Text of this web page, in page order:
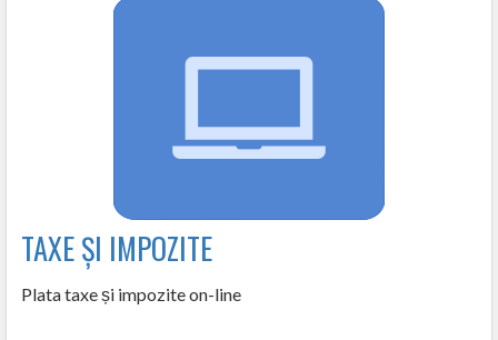
TAXE ȘI IMPOZITE
Plata taxe și impozite on-line